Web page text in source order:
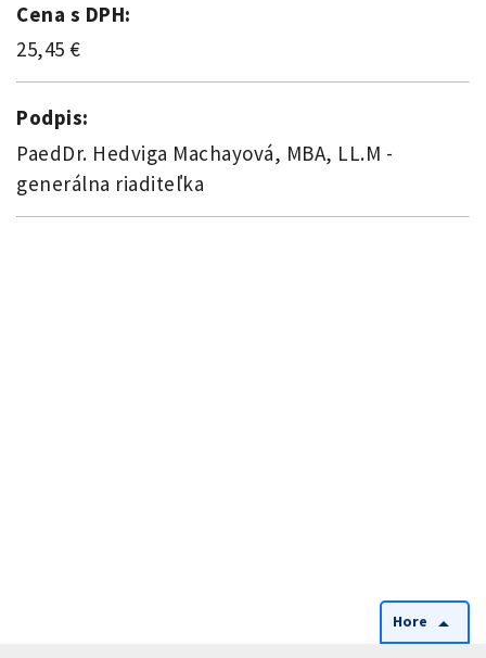
Cena s DPH:
25,45 €
Podpis:
PaedDr. Hedviga Machayová, MBA, LL.M -
generálna riaditeľka
Hore arrow_drop_up